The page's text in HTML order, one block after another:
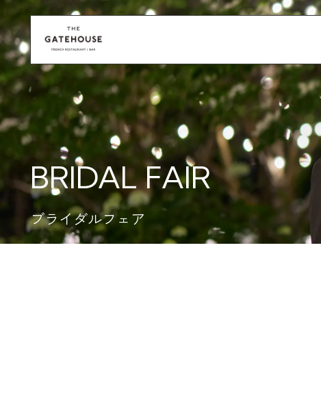
BRIDAL FAIR
ブライダルフェア